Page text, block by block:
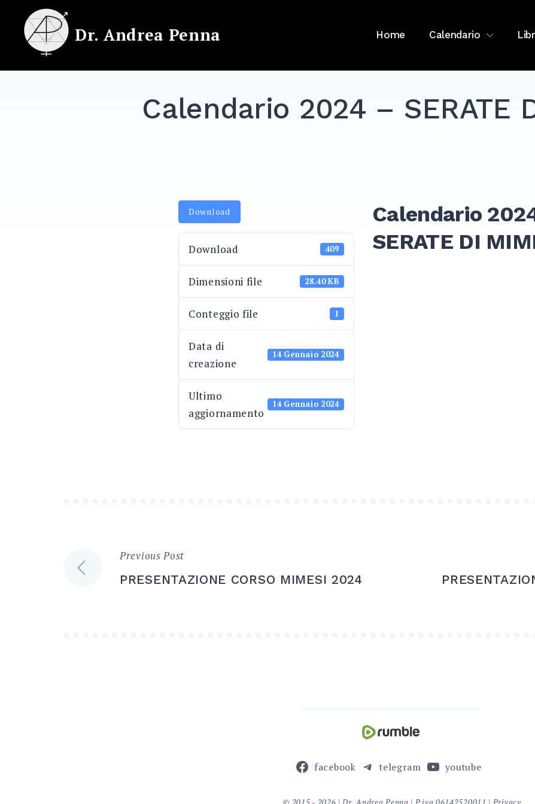
content
Dr. Andrea Penna Home Calendario
Calendario 2024 – SERATE
Download
Download 409
Dimensioni file 28.40 KB
Conteggio file 1
Data di
creazione
14 Gennaio 2024
Ultimo
aggiornamento
14 Gennaio 2024
Calendario
SERATE DI
Navigazione
Previous Post
PRESENTAZIONE CORSO MIMESI 2024
facebook telegram youtube